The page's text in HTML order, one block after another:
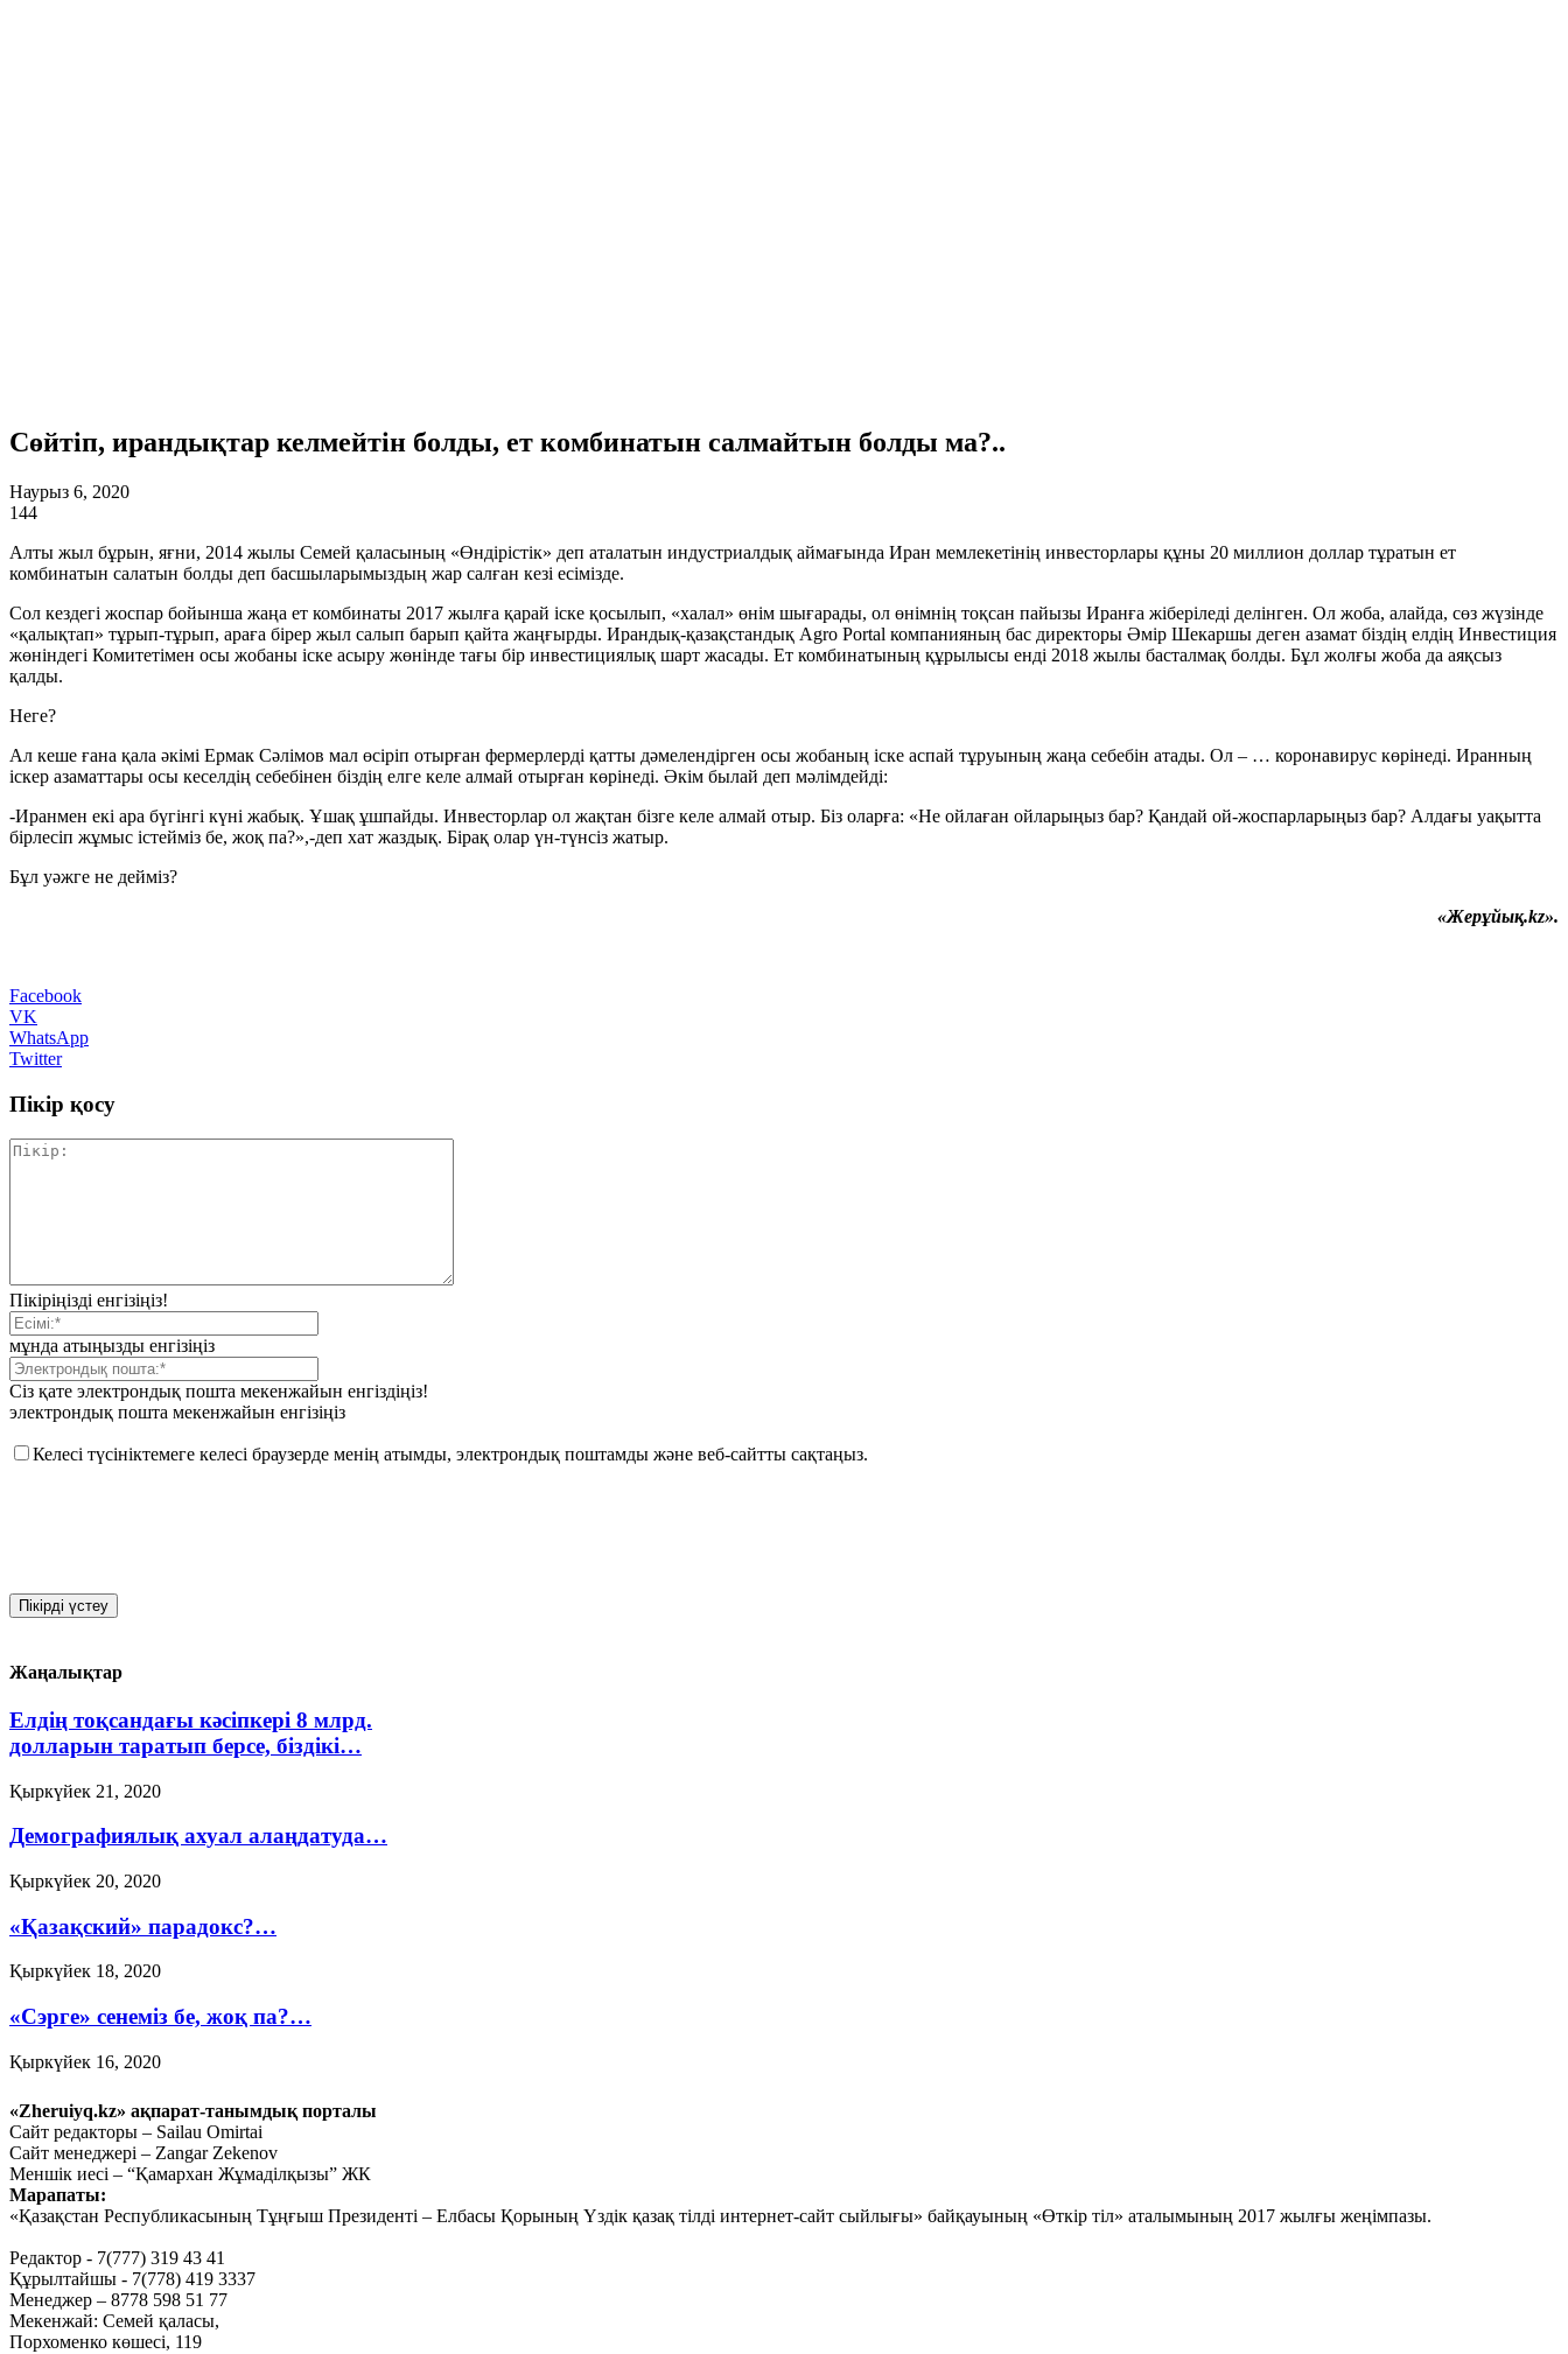
Сөйтіп, ирандықтар келмейтін болды, ет комбинатын салмайтын болды ма?..
Наурыз 6, 2020
144
Алты жыл бұрын, яғни, 2014 жылы Семей қаласының «Өндірістік» деп аталатын индустриалдық аймағында Иран мемлекетінің инвесторлары құны 20 миллион доллар тұратын ет
комбинатын салатын болды деп басшыларымыздың жар салған кезі есімізде.
Сол кездегі жоспар бойынша жаңа ет комбинаты 2017 жылға қарай іске қосылып, «халал» өнім шығарады, ол өнімнің тоқсан пайызы Иранға жіберіледі делінген. Ол жоба, алайда, сөз жүзінде
«қалықтап» тұрып-тұрып, араға бірер жыл салып барып қайта жаңғырды. Ирандық-қазақстандық Agro Portal компанияның бас директоры Әмір Шекаршы деген азамат біздің елдің Инвестиция
жөніндегі Комитетімен осы жобаны іске асыру жөнінде тағы бір инвестициялық шарт жасады. Ет комбинатының құрылысы енді 2018 жылы басталмақ болды. Бұл жолғы жоба да аяқсыз
қалды.
Неге?
Ал кеше ғана қала әкімі Ермак Сәлімов мал өсіріп отырған фермерлерді қатты дәмелендірген осы жобаның іске аспай тұруының жаңа себебін атады. Ол – … коронавирус көрінеді. Иранның
іскер азаматтары осы кеселдің себебінен біздің елге келе алмай отырған көрінеді. Әкім былай деп мәлімдейді:
-Иранмен екі ара бүгінгі күні жабық. Ұшақ ұшпайды. Инвесторлар ол жақтан бізге келе алмай отыр. Біз оларға: «Не ойлаған ойларыңыз бар? Қандай ой-жоспарларыңыз бар? Алдағы уақытта
бірлесіп жұмыс істейміз бе, жоқ па?»,-деп хат жаздық. Бірақ олар үн-түнсіз жатыр.
Бұл уәжге не дейміз?
«Жерұйық.kz».
Facebook
VK
WhatsApp
Twitter
Пікір қосу
Пікіріңізді енгізіңіз!
мұнда атыңызды енгізіңіз
Сіз қате электрондық пошта мекенжайын енгіздіңіз!
электрондық пошта мекенжайын енгізіңіз
Келесі түсініктемеге келесі браузерде менің атымды, электрондық поштамды және веб-сайтты сақтаңыз.
Жаңалықтар
Елдің тоқсандағы кәсіпкері 8 млрд.
долларын таратып берсе, біздікі…
Қыркүйек 21, 2020
Демографиялық ахуал алаңдатуда…
Қыркүйек 20, 2020
«Қазақский» парадокс?…
Қыркүйек 18, 2020
«Сэрге» сенеміз бе, жоқ па?…
Қыркүйек 16, 2020
Ауыл шаруашылығын
дамытпай, бәсекеге қабілетті
экономика құру мүмкін емес
Қыркүйек 15, 2020
Тағы оқу
«Zheruiyq.kz» ақпарат-танымдық порталы
Сайт редакторы – Sailau Omirtai
Сайт менеджері – Zangar Zekenov
Меншік иесі – “Қамархан Жұмаділқызы” ЖК
Марапаты:
«Қазақстан Республикасының Тұңғыш Президенті – Елбасы Қорының Үздік қазақ тілді интернет-сайт сыйлығы» байқауының «Өткір тіл» аталымының 2017 жылғы жеңімпазы.
Редактор - 7(777) 319 43 41
Құрылтайшы - 7(778) 419 3337
Менеджер – 8778 598 51 77
Мекенжай: Семей қаласы,
Порхоменко көшесі, 119